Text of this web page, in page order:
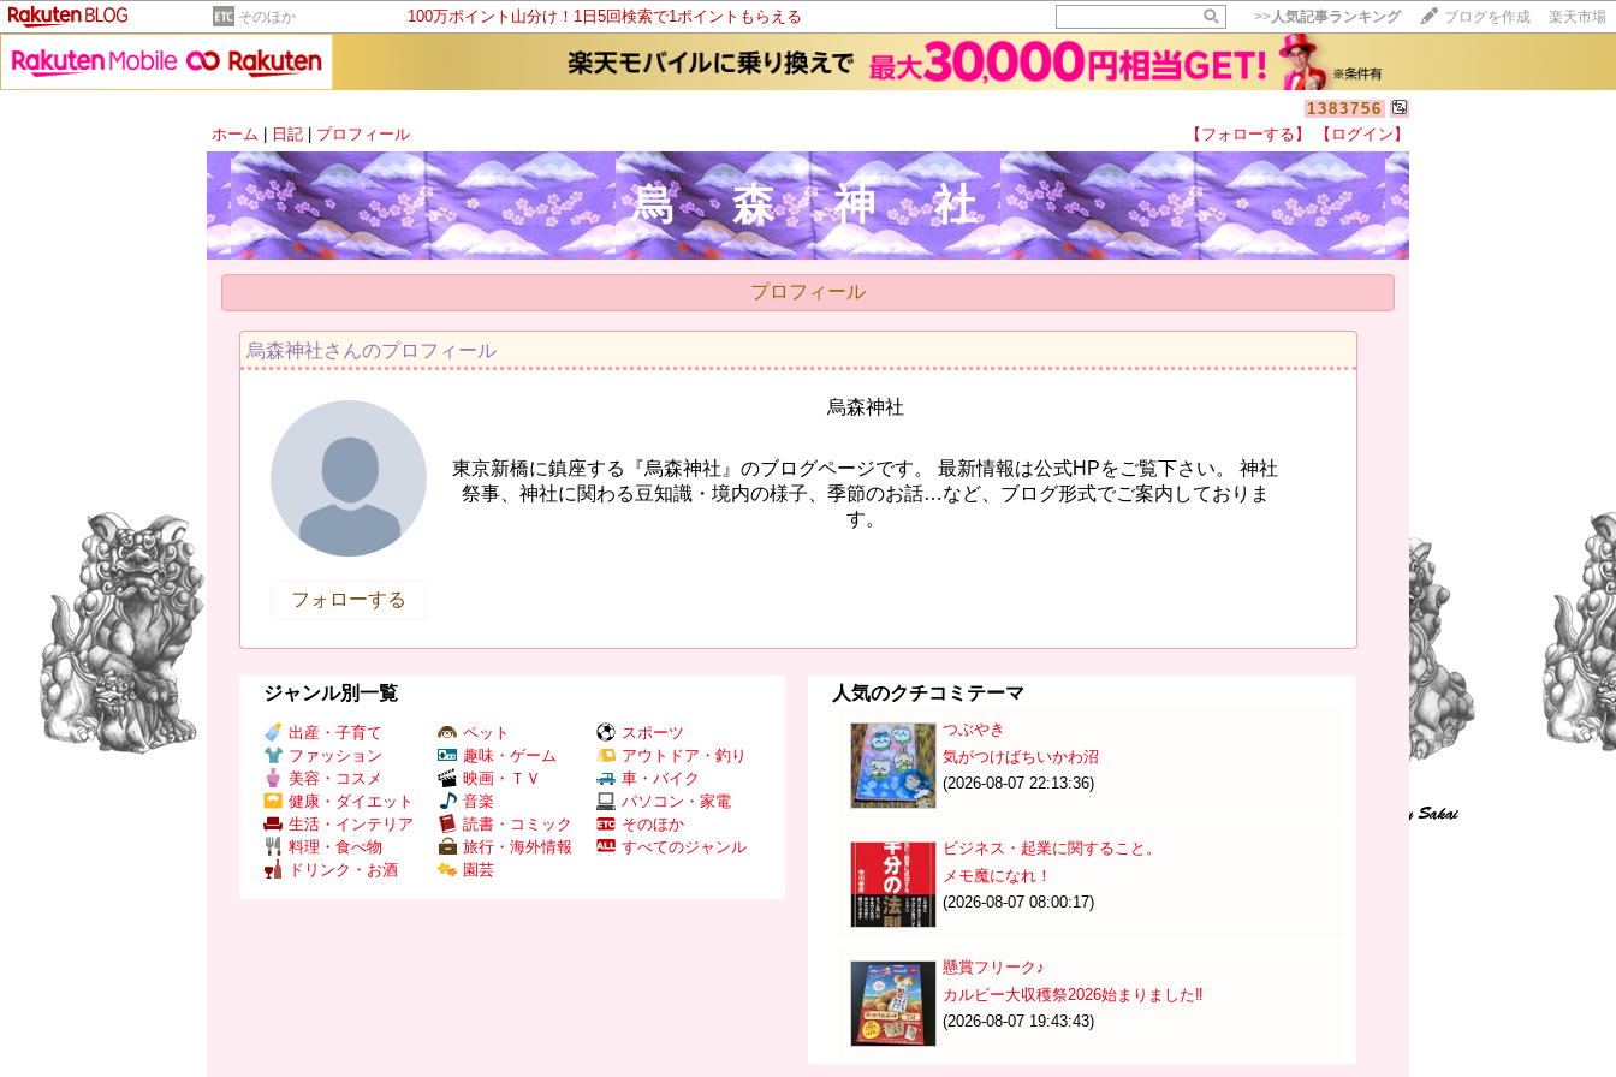
そのほか 100万ポイント山分け！1日5回検索で1ポイントもらえる >>人気記事ランキング ブログを作成 楽天市場
1383756
ホーム
日記 プロフィール 【フォローする】 【ログイン】
烏 森 神 社
プロフィール
烏森神社さんのプロフィール
フォローする
烏森神社
東京新橋に鎮座する『烏森神社』のブログページです。 最新情報は公式HPをご覧下さい。 神社
祭事、神社に関わる豆知識・境内の様子、季節のお話…など、ブログ形式でご案内しておりま
す。
ジャンル別一覧
出産・子育て
ファッション
美容・コスメ
健康・ダイエット
生活・インテリア
料理・食べ物
ドリンク・お酒
ペット
趣味・ゲーム
映画・ＴＶ
音楽
読書・コミック
旅行・海外情報
園芸
スポーツ
アウトドア・釣り
車・バイク
パソコン・家電
そのほか
すべてのジャンル
人気のクチコミテーマ
つぶやき
気がつけばちいかわ沼
(2026-08-07 22:13:36)
ビジネス・起業に関すること。
メモ魔になれ！
(2026-08-07 08:00:17)
懸賞フリーク♪
カルビー大収穫祭2026始まりました‼️
(2026-08-07 19:43:43)